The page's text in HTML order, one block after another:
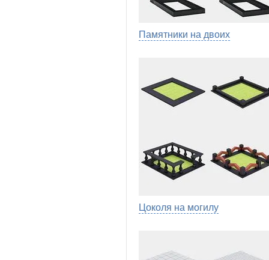
Памятники на двоих
Цоколя на могилу